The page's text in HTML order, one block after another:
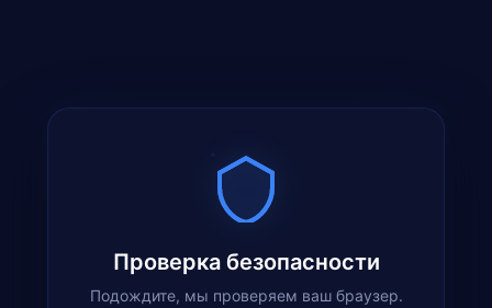
Проверка безопасности
Подождите, мы проверяем ваш браузер.